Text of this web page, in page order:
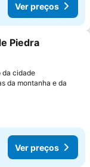
Ver preços
favoritos
Piedra
da cidade
da montanha e da
Ver preços